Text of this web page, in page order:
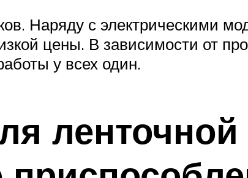
Наряду с электрическими
цены. В зависимости от
у всех один.